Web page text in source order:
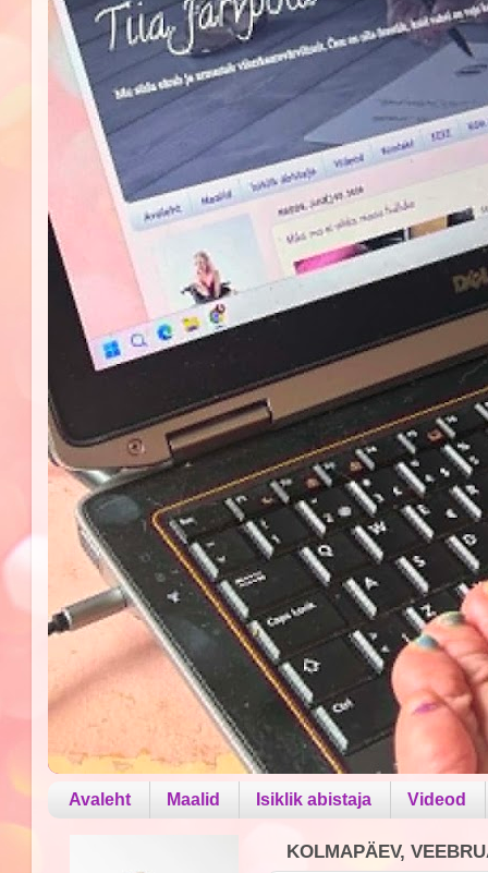
Avaleht Maalid Isiklik abistaja Videod
KOLMAPÄEV,